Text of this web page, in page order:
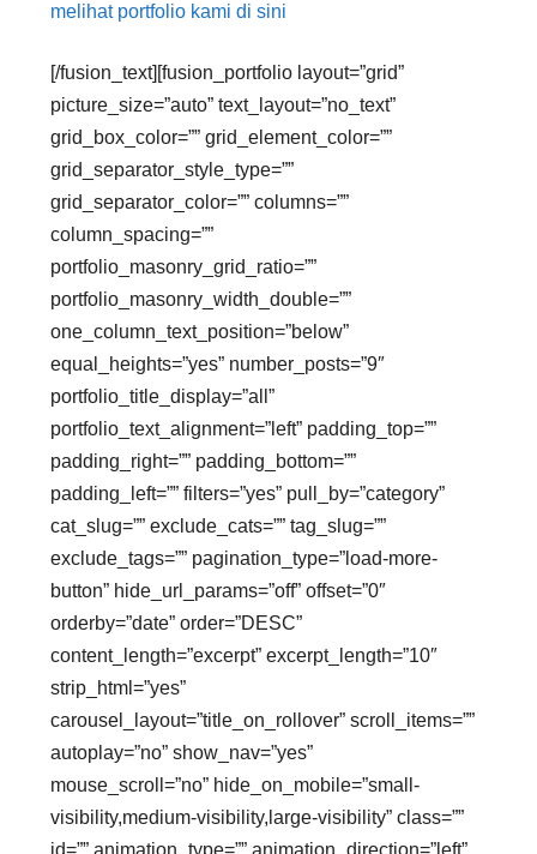
melihat portfolio kami di sini
[/fusion_text][fusion_portfolio layout=”grid”
picture_size=”auto” text_layout=”no_text”
grid_box_color=”” grid_element_color=””
grid_separator_style_type=””
grid_separator_color=”” columns=””
column_spacing=””
portfolio_masonry_grid_ratio=””
portfolio_masonry_width_double=””
one_column_text_position=”below”
equal_heights=”yes” number_posts=”9″
portfolio_title_display=”all”
portfolio_text_alignment=”left” padding_top=””
padding_right=”” padding_bottom=””
padding_left=”” filters=”yes” pull_by=”category”
cat_slug=”” exclude_cats=”” tag_slug=””
exclude_tags=”” pagination_type=”load-more-
button” hide_url_params=”off” offset=”0″
orderby=”date” order=”DESC”
content_length=”excerpt” excerpt_length=”10″
strip_html=”yes”
carousel_layout=”title_on_rollover” scroll_items=””
autoplay=”no” show_nav=”yes”
mouse_scroll=”no” hide_on_mobile=”small-
visibility,medium-visibility,large-visibility” class=””